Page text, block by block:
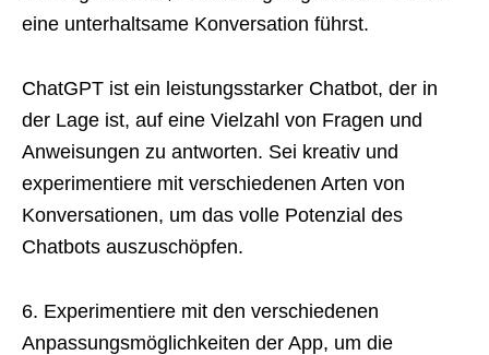
eine unterhaltsame Konversation führst.
ChatGPT ist ein leistungsstarker Chatbot, der in
der Lage ist, auf eine Vielzahl von Fragen und
Anweisungen zu antworten. Sei kreativ und
experimentiere mit verschiedenen Arten von
Konversationen, um das volle Potenzial des
Chatbots auszuschöpfen.
6. Experimentiere mit den verschiedenen
Anpassungsmöglichkeiten der App, um die